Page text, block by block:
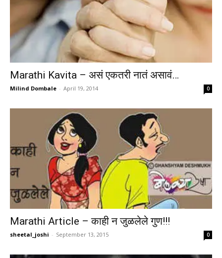
Marathi Kavita – असं एकतरी नातं असावं…
Milind Dombale - April 19, 2014 0
Marathi Article – काही न जुळलेले गुण!!!
sheetal_joshi - September 13, 2015 0